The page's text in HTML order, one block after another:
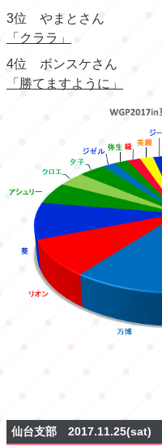
3位 やまとさん
「クララ」
4位 ボンスケさん
「勝てますように」
仙台支部 2017.11.25(sat)